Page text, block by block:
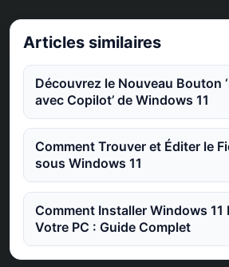
Articles similaires
Découvrez le Nouveau Bouton
avec Copilot’ de Windows 11
Comment Trouver et Éditer le
sous Windows 11
Comment Installer Windows 11
Votre PC : Guide Complet